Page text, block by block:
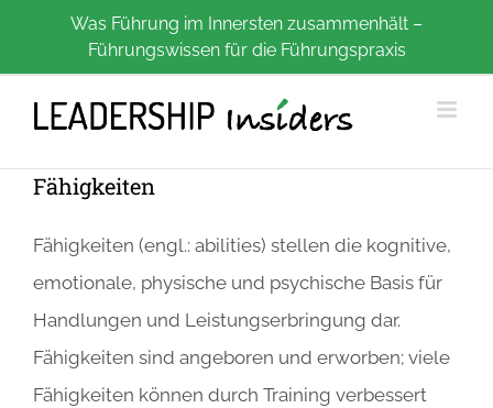
Was Führung im Innersten zusammenhält –
Führungswissen für die Führungspraxis
Fähigkeiten
Fähigkeiten (engl.: abilities) stellen die kognitive,
emotionale, physische und psychische Basis für
Handlungen und Leistungserbringung dar.
Fähigkeiten sind angeboren und erworben; viele
Fähigkeiten können durch Training verbessert